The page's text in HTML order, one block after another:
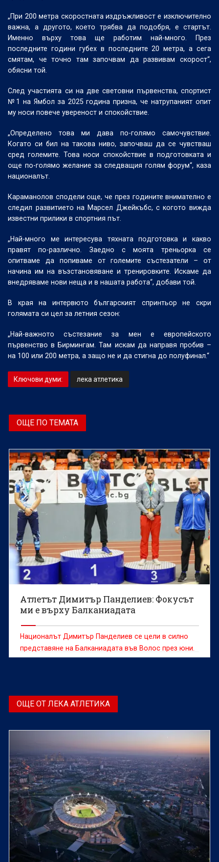
„При 200 метра скоростната издръжливост е изключително
важна, а другото, което трябва да подобря, е стартът.
Именно върху това ще работим най-много. През
последните години губех в последните 20 метра, а сега
смятам, че точно там започвам да развивам скорост“,
обясни той.
След участията си на две световни първенства, спортист
№1 на Ямбол за 2025 година призна, че натрупаният опит
му носи повече увереност и спокойствие.
„Определено това ми дава по-голямо самочувствие.
Когато си бил на такова ниво, започваш да се чувстваш
сред големите. Това носи спокойствие в подготовката и
още по-голямо желание за следващия голям форум“, каза
националът.
Караманолов сподели още, че през годините внимателно е
следил развитието на Марсел Джейкъбс, с когото вижда
известни прилики в спортния път.
„Най-много ме интересува тяхната подготовка и какво
правят по-различно. Заедно с моята треньорка се
опитваме да попиваме от големите състезатели – от
начина им на възстановяване и тренировките. Искаме да
внедряваме нови неща и в нашата работа“, добави той.
В края на интервюто българският спринтьор не скри
голямата си цел за летния сезон:
„Най-важното състезание за мен е европейското
първенство в Бирмингам. Там искам да направя пробив –
на 100 или 200 метра, а защо не и да стигна до полуфинал.“
Ключови думи: лека атлетика
ОЩЕ ПО ТЕМАТА
Атлетът Димитър Панделиев: Фокусът
ми е върху Балканиадата
Националът Димитър Панделиев се цели в силно
представяне на Балканиадата във Волос през юни.
ОЩЕ ОТ ЛЕКА АТЛЕТИКА